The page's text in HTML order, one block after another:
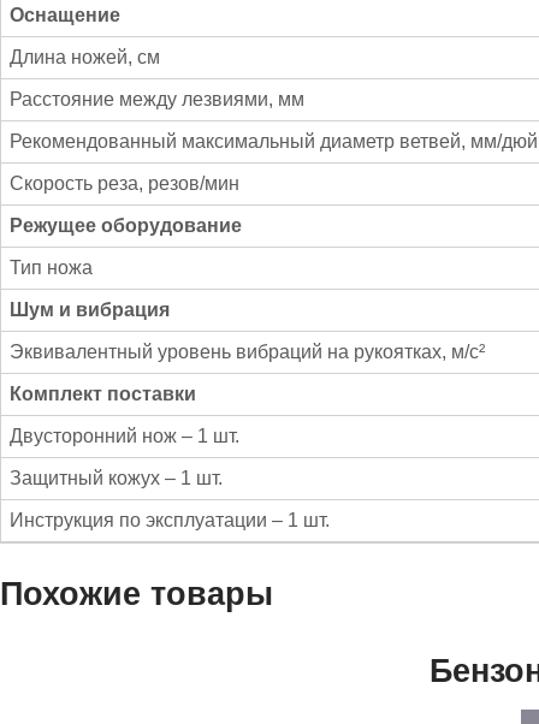
Оснащение
Длина ножей, см
Расстояние между лезвиями, мм
Рекомендованный максимальный диаметр ветвей, мм/
Скорость реза, резов/мин
Режущее оборудование
Тип ножа
Шум и вибрация
Эквивалентный уровень вибраций на рукоятках, м/с²
Комплект поставки
Двусторонний нож – 1 шт.
Защитный кожух – 1 шт.
Инструкция по эксплуатации – 1 шт.
Похожие товары